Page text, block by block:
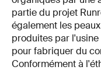
partie du projet
également les
produites par
pour fabriquer du
Conformément à